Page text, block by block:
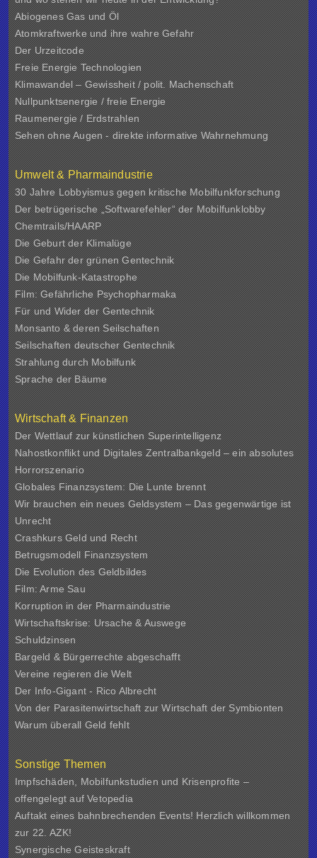
Abiogenes Gas und Öl
Atomkraftwerke und ihre wahre Gefahr
Der Urzeitcode
Freie Energie Technologien
Klimawandel – Gewissheit / polit. Machenschaft
Nullpunktsenergie / freie Energie
Raumenergie / Erdstrahlen
Sehen ohne Augen - direkte informative Wahrnehmung
Umwelt & Pharmaindustrie
30 Jahre Lobbyismus gegen kritische Mobilfunkforschung
Der betrügerische „Softwarefehler“ der Mobilfunklobby
Chemtrails/HAARP
Die Geburt der Klimalüge
Die Gefahr der grünen Gentechnik
Die Mobilfunk-Katastrophe
Film: Gefährliche Psychopharmaka
Für und Wider der Gentechnik
Monsanto & deren Seilschaften
Seilschaften deutscher Gentechnik
Strahlung durch Mobilfunk
Sprache der Bäume
Wirtschaft & Finanzen
Der Wettlauf zur künstlichen Superintelligenz
Nahostkonflikt und Digitales Zentralbankgeld – ein absolutes
Horrorszenario
Globales Finanzsystem: Die Lunte brennt
Wir brauchen ein neues Geldsystem – Das gegenwärtige ist
Unrecht
Crashkurs Geld und Recht
Betrugsmodell Finanzsystem
Die Evolution des Geldbildes
Film: Arme Sau
Korruption in der Pharmaindustrie
Wirtschaftskrise: Ursache & Auswege
Schuldzinsen
Bargeld & Bürgerrechte abgeschafft
Vereine regieren die Welt
Der Info-Gigant - Rico Albrecht
Von der Parasitenwirtschaft zur Wirtschaft der Symbionten
Warum überall Geld fehlt
Sonstige Themen
Impfschäden, Mobilfunkstudien und Krisenprofite –
offengelegt auf Vetopedia
Auftakt eines bahnbrechenden Events! Herzlich willkommen
zur 22. AZK!
Synergische Geisteskraft